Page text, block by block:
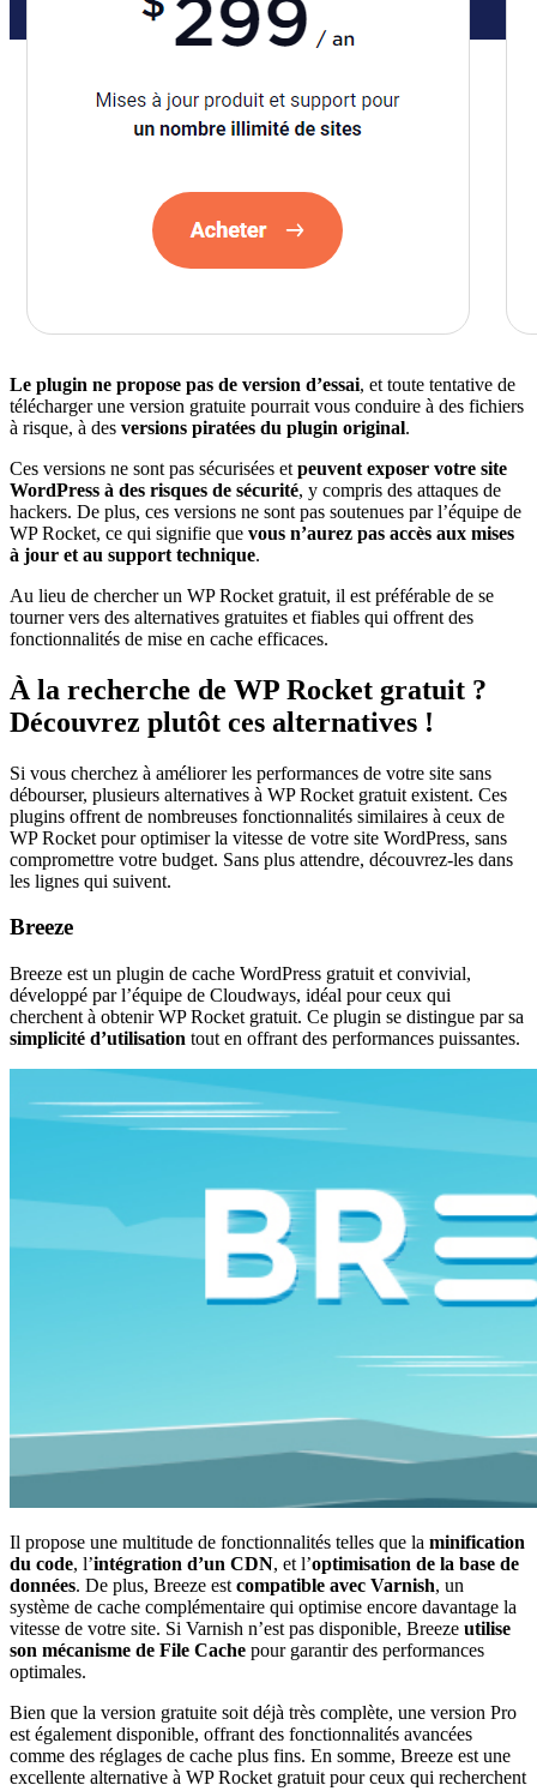
Le plugin ne propose pas de version d’essai, et toute tentative de
télécharger une version gratuite pourrait vous conduire à des fichiers
à risque, à des versions piratées du plugin original.
Ces versions ne sont pas sécurisées et peuvent exposer votre site
WordPress à des risques de sécurité, y compris des attaques de
hackers. De plus, ces versions ne sont pas soutenues par l’équipe de
WP Rocket, ce qui signifie que vous n’aurez pas accès aux mises
à jour et au support technique.
Au lieu de chercher un WP Rocket gratuit, il est préférable de se
tourner vers des alternatives gratuites et fiables qui offrent des
fonctionnalités de mise en cache efficaces.
À la recherche de WP Rocket gratuit ?
Découvrez plutôt ces alternatives !
Si vous cherchez à améliorer les performances de votre site sans
débourser, plusieurs alternatives à WP Rocket gratuit existent. Ces
plugins offrent de nombreuses fonctionnalités similaires à ceux de
WP Rocket pour optimiser la vitesse de votre site WordPress, sans
compromettre votre budget. Sans plus attendre, découvrez-les dans
les lignes qui suivent.
Breeze
Breeze est un plugin de cache WordPress gratuit et convivial,
développé par l’équipe de Cloudways, idéal pour ceux qui
cherchent à obtenir WP Rocket gratuit. Ce plugin se distingue par sa
simplicité d’utilisation tout en offrant des performances puissantes.
Il propose une multitude de fonctionnalités telles que la minification
du code, l’intégration d’un CDN, et l’optimisation de la base de
données. De plus, Breeze est compatible avec Varnish, un
système de cache complémentaire qui optimise encore davantage la
vitesse de votre site. Si Varnish n’est pas disponible, Breeze utilise
son mécanisme de File Cache pour garantir des performances
optimales.
Bien que la version gratuite soit déjà très complète, une version Pro
est également disponible, offrant des fonctionnalités avancées
comme des réglages de cache plus fins. En somme, Breeze est une
excellente alternative à WP Rocket gratuit pour ceux qui recherchent